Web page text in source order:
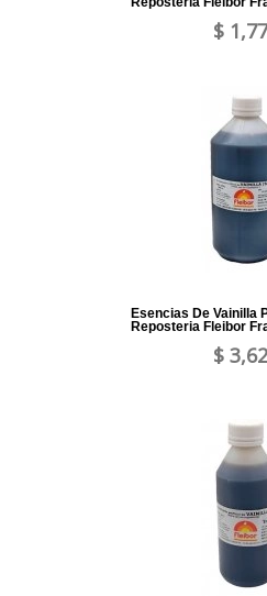
$
Esencias De Vainilla
Reposteria Fleibor
$